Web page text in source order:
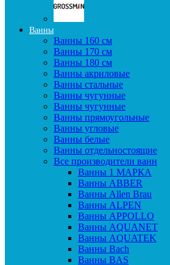
Ванны
Ванны 160 см
Ванны 170 см
Ванны 180 см
Ванны акриловые
Ванны стальные
Ванны чугунные
Ванны чугунные
Ванны прямоугольные
Ванны угловые
Ванны белые
Ванны отдельностоящие
Все производители ванн
Ванны 1 МАРКА
Ванны ABBER
Ванны Allen Brau
Ванны ALPEN
Ванны APPOLLO
Ванны AQUANET
Ванны AQUATEK
Ванны Bach
Ванны BAS